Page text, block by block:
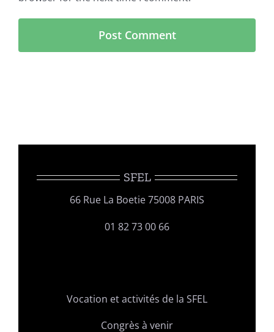
SFEL
66 Rue La Boetie 75008 PARIS
01 82 73 00 66
Vocation et activités de la SFEL
Congrès à venir